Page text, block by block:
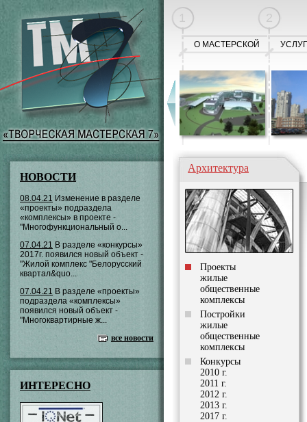
НОВОСТИ
08.04.21 Изменение в разделе
«проекты» подраздела
«комплексы» в проекте -
"Многофункциональный о...
07.04.21 В разделе «конкурсы»
2017г. появился новый объект -
"Жилой комплекс "Белорусский
квартал&quo...
07.04.21 В разделе «проекты»
подраздела «комплексы»
появился новый объект -
"Многоквартирные ж...
все новости
ИНТЕРЕСНО
2
1
О МАСТЕРСКОЙ
Архитектура
Проекты
жилые
общественные
комплексы
Постройки
жилые
общественные
комплексы
Конкурсы
2010 г.
2011 г.
2012 г.
2013 г.
2017 г.